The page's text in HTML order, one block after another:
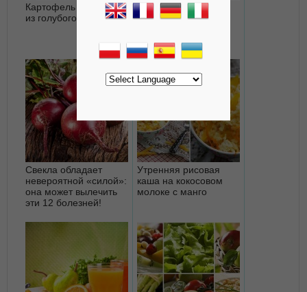
Картофель с соусом
из голубого сыра
Овсяное печенье с
апельсином
Свекла обладает
невероятной «силой»:
она может вылечить
эти 12 болезней!
Утренняя рисовая
каша на кокосовом
молоке с манго